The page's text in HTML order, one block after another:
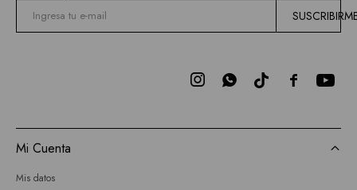

 
Mi Cuenta
Mis datos